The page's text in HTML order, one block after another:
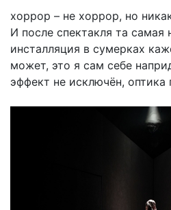
хоррор – не хоррор, но
И после спектакля та самая
инсталляция в сумерках
может, это я сам себе
эффект не исключён, оптика